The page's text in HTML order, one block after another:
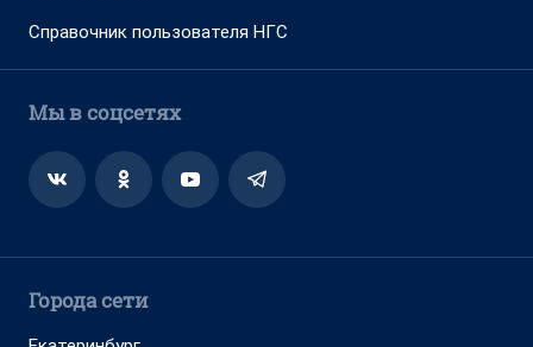
Справочник пользователя НГС
Мы в соцсетях
Города сети